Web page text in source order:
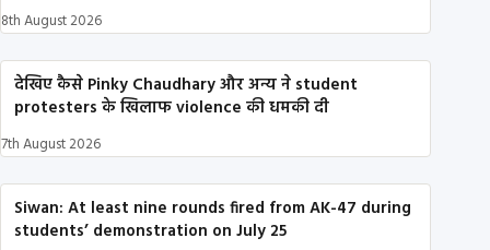
8th August 2026
देखिए कैसे Pinky Chaudhary और अन्य ने student
protesters के खिलाफ violence की धमकी दी
7th August 2026
Siwan: At least nine rounds fired from AK-47 during
students’ demonstration on July 25